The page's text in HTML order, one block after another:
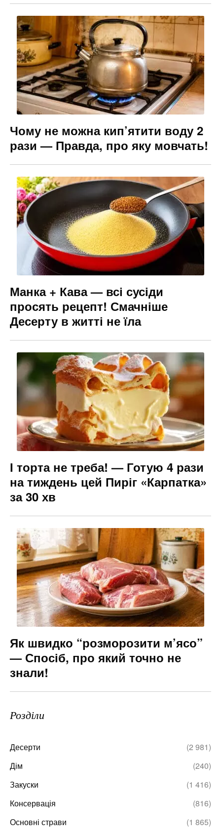
Чому не можна кип’ятити воду 2
рази — Правда, про яку мовчать!
Манка + Кава — всі сусіди
просять рецепт! Смачніше
Десерту в житті не їла
І торта не треба! — Готую 4 рази
на тиждень цей Пиріг «Карпатка»
за 30 хв
Як швидко “розморозити м’ясо”
— Спосіб, про який точно не
знали!
Розділи
Десерти
(2 981)
Дім
(240)
Закуски
(1 416)
Консервація
(816)
Основні страви
(1 865)